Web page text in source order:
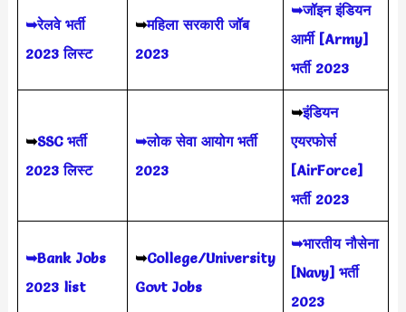
➥रेलवे भर्ती
2023 लिस्ट
➥महिला सरकारी जॉब
2023
➥जॉइन इंडियन
आर्मी [Army]
भर्ती 2023
➥SSC भर्ती
2023 लिस्ट
➥लोक सेवा आयोग भर्ती
2023
➥इंडियन
एयरफोर्स
[AirForce]
भर्ती 2023
➥Bank Jobs
2023 list
➥College/University
Govt Jobs
➥भारतीय नौसेना
[Navy] भर्ती
2023